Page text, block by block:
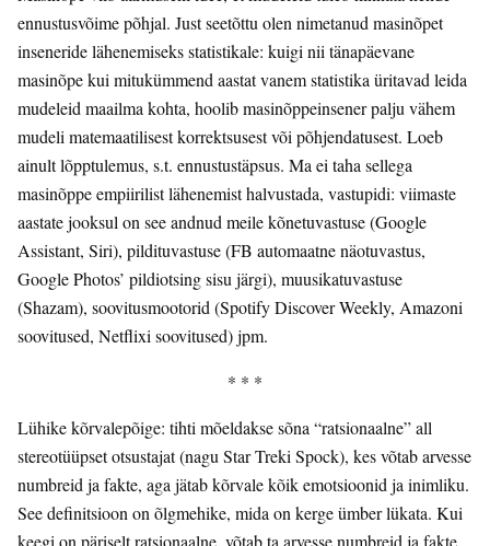
ennustusvõime põhjal. Just seetõttu olen nimetanud masinõpet
inseneride lähenemiseks statistikale: kuigi nii tänapäevane
masinõpe kui mitukümmend aastat vanem statistika üritavad leida
mudeleid maailma kohta, hoolib masinõppeinsener palju vähem
mudeli matemaatilisest korrektsusest või põhjendatusest. Loeb
ainult lõpptulemus, s.t. ennustustäpsus. Ma ei taha sellega
masinõppe empiirilist lähenemist halvustada, vastupidi: viimaste
aastate jooksul on see andnud meile kõnetuvastuse (Google
Assistant, Siri), pildituvastuse (FB automaatne näotuvastus,
Google Photos’ pildiotsing sisu järgi), muusikatuvastuse
(Shazam), soovitusmootorid (Spotify Discover Weekly, Amazoni
soovitused, Netflixi soovitused) jpm.
* * *
Lühike kõrvalepõige: tihti mõeldakse sõna “ratsionaalne” all
stereotüüpset otsustajat (nagu Star Treki Spock), kes võtab arvesse
numbreid ja fakte, aga jätab kõrvale kõik emotsioonid ja inimliku.
See definitsioon on õlgmehike, mida on kerge ümber lükata. Kui
keegi on päriselt ratsionaalne, võtab ta arvesse numbreid ja fakte